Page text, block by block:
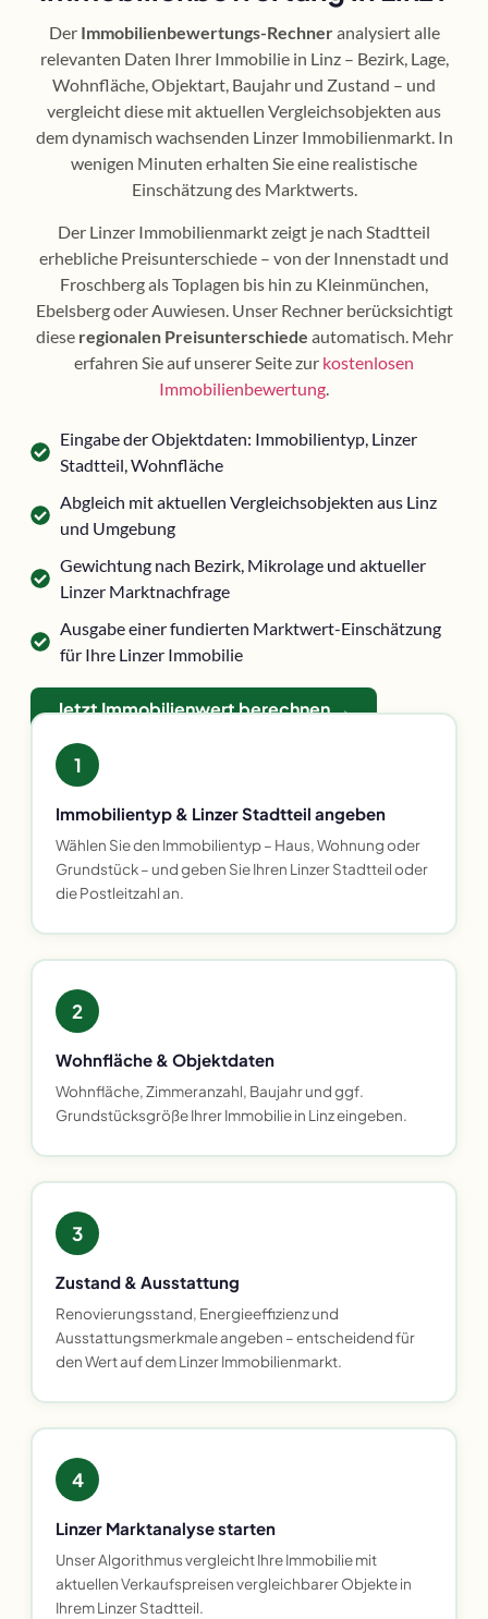
Der Immobilienbewertungs-Rechneranalysiert alle
relevanten Daten Ihrer Immobilie in Linz – Bezirk, Lage,
Wohnfläche, Objektart, Baujahr und Zustand – und
vergleicht diese mit aktuellen Vergleichsobjekten aus
dem dynamisch wachsenden Linzer Immobilienmarkt. In
wenigen Minuten erhalten Sie eine realistische
Einschätzung des Marktwerts.
Der Linzer Immobilienmarkt zeigt je nach Stadtteil
erhebliche Preisunterschiede – von der Innenstadt und
Froschberg als Toplagen bis hin zu Kleinmünchen,
Ebelsberg oder Auwiesen. Unser Rechner berücksichtigt
diese regionalen Preisunterschiede automatisch. Mehr
erfahren Sie auf unserer Seite zur kostenlosen
Immobilienbewertung
Eingabe der Objektdaten: Immobilientyp, Linzer
Stadtteil, Wohnfläche
Abgleich mit aktuellen Vergleichsobjekten aus Linz
und Umgebung
Gewichtung nach Bezirk, Mikrolage und aktueller
Linzer Marktnachfrage
Ausgabe einer fundierten Marktwert-Einschätzung
für Ihre Linzer Immobilie
Jetzt Immobilienwert berechnen →
1
Immobilientyp & Linzer Stadtteil angeben
Wählen Sie den Immobilientyp – Haus, Wohnung oder
Grundstück – und geben Sie Ihren Linzer Stadtteil oder
die Postleitzahl an.
2
Wohnfläche & Objektdaten
Wohnfläche, Zimmeranzahl, Baujahr und ggf.
Grundstücksgröße Ihrer Immobilie in Linz eingeben.
3
Zustand & Ausstattung
Renovierungsstand, Energieeffizienz und
Ausstattungsmerkmale angeben – entscheidend für
den Wert auf dem Linzer Immobilienmarkt.
4
Linzer Marktanalyse starten
Unser Algorithmus vergleicht Ihre Immobilie mit
aktuellen Verkaufspreisen vergleichbarer Objekte in
Ihrem Linzer Stadtteil.